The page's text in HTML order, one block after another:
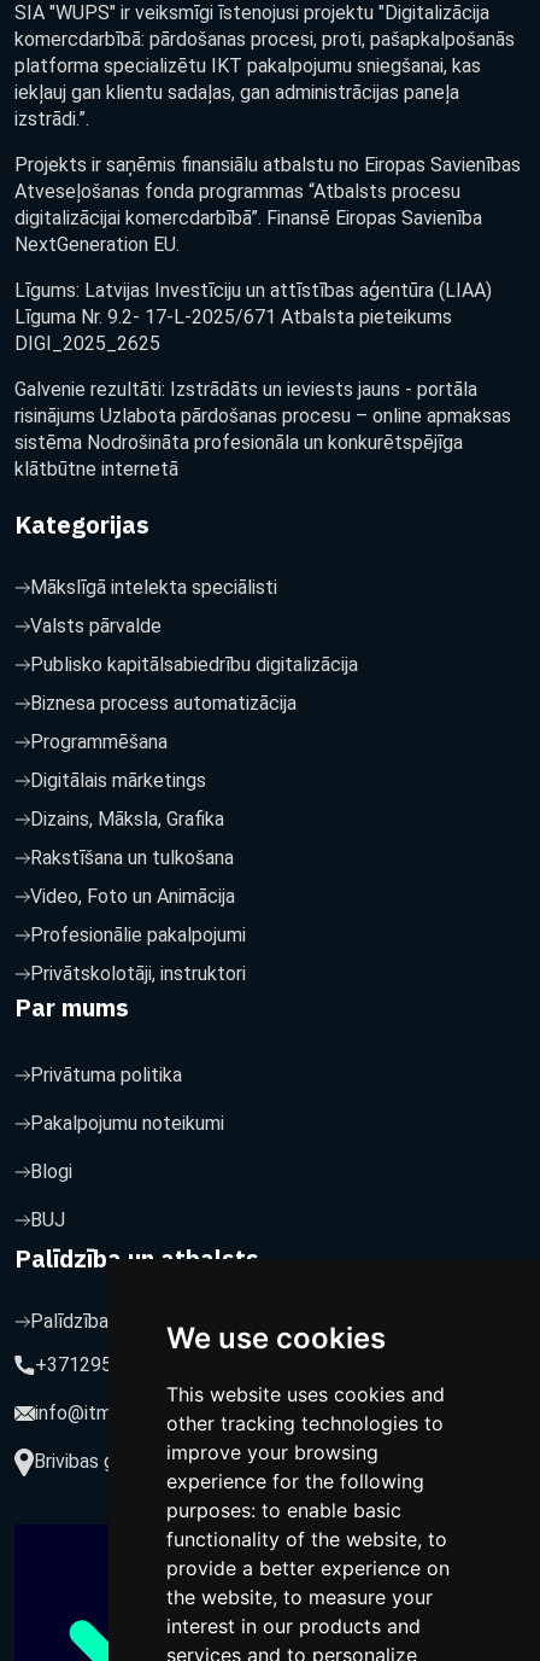
We use cookies
This website uses cookies and
other tracking technologies to
improve your browsing
experience for the following
purposes: to enable basic
functionality of the website, to
provide a better experience on
the website, to measure your
interest in our products and
services and to personalize
SIA "WUPS" ir veiksmīgi īstenojusi projektu "Digitalizācija
komercdarbībā: pārdošanas procesi, proti, pašapkalpošanās
platforma specializētu IKT pakalpojumu sniegšanai, kas
iekļauj gan klientu sadaļas, gan administrācijas paneļa
izstrādi.”.
Projekts ir saņēmis finansiālu atbalstu no Eiropas Savienības
Atveseļošanas fonda programmas “Atbalsts procesu
digitalizācijai komercdarbībā”. Finansē Eiropas Savienība
NextGeneration EU.
Līgums: Latvijas Investīciju un attīstības aģentūra (LIAA)
Līguma Nr. 9.2- 17-L-2025/671 Atbalsta pieteikums
DIGI_2025_2625
Galvenie rezultāti: Izstrādāts un ieviests jauns - portāla
risinājums Uzlabota pārdošanas procesu – online apmaksas
sistēma Nodrošināta profesionāla un konkurētspējīga
klātbūtne internetā
Kategorijas
Mākslīgā intelekta speciālisti
Valsts pārvalde
Publisko kapitālsabiedrību digitalizācija
Biznesa process automatizācija
Programmēšana
Digitālais mārketings
Dizains, Māksla, Grafika
Rakstīšana un tulkošana
Video, Foto un Animācija
Profesionālie pakalpojumi
Privātskolotāji, instruktori
Par mums
Privātuma politika
Pakalpojumu noteikumi
Blogi
BUJ
Palīdzība un atbalsts
Palīdzība un atbalsts
+37129564547
info@itmarketing.lv
Brivibas gatve 234-77, LV-1039, Riga, Latvia